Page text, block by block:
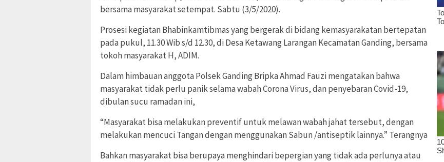
bersama masyarakat setempat. Sabtu (3/5/2020).
Prosesi kegiatan Bhabinkamtibmas yang bergerak di bidang kemasyarakatan bertepatan
pada pukul, 11.30 Wib s/d 12.30, di Desa Ketawang Larangan Kecamatan Ganding, bersama
tokoh masyarakat H, ADIM.
Dalam himbauan anggota Polsek Ganding Bripka Ahmad Fauzi mengatakan bahwa
masyarakat tidak perlu panik selama wabah Corona Virus, dan penyebaran Covid-19,
dibulan sucu ramadan ini,
“Masyarakat bisa melakukan preventif untuk melawan wabah jahat tersebut, dengan
melakukan mencuci Tangan dengan menggunakan Sabun /antiseptik lainnya.” Terangnya
Bahkan masyarakat bisa berupaya menghindari bepergian yang tidak ada perlunya atau